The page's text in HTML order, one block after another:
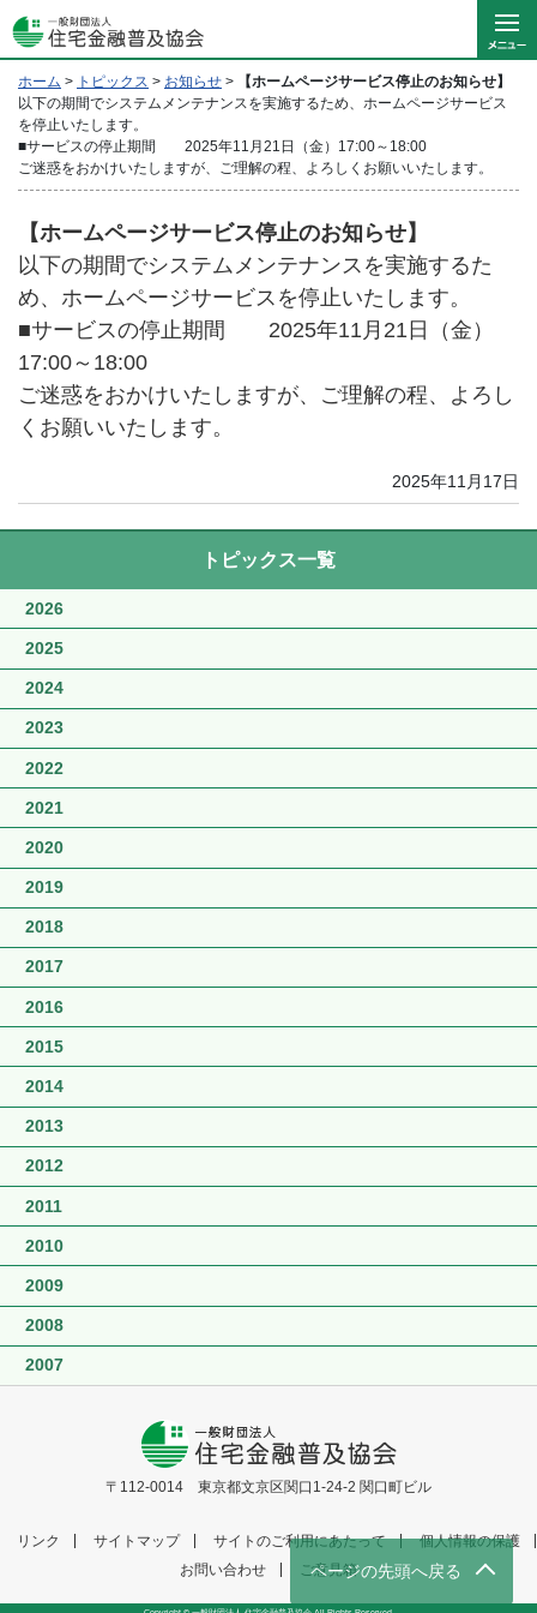
ホーム > トピックス > お知らせ >
【ホームページサービス停止のお知らせ】
以下の期間でシステムメンテナンスを実施するため、ホームページサービス
を停止いたします。
■サービスの停止期間 2025年11月21日（金）17:00～18:00
ご迷惑をおかけいたしますが、ご理解の程、よろしくお願いいたします。
【ホームページサービス停止のお知らせ】
以下の期間でシステムメンテナンスを実施するた
め、ホームページサービスを停止いたします。
■サービスの停止期間 2025年11月21日（金）
17:00～18:00
ご迷惑をおかけいたしますが、ご理解の程、よろし
くお願いいたします。
2025年11月17日
トピックス一覧
2026
2025
2024
2023
2022
2021
2020
2019
2018
2017
2016
2015
2014
2013
2012
2011
2010
2009
2008
2007
〒112-0014 東京都文京区関口1-24-2 関口町ビル
リンク サイトマップ サイトのご利用にあたって
個人情報の保護
お問い合わせ
ご意見箱